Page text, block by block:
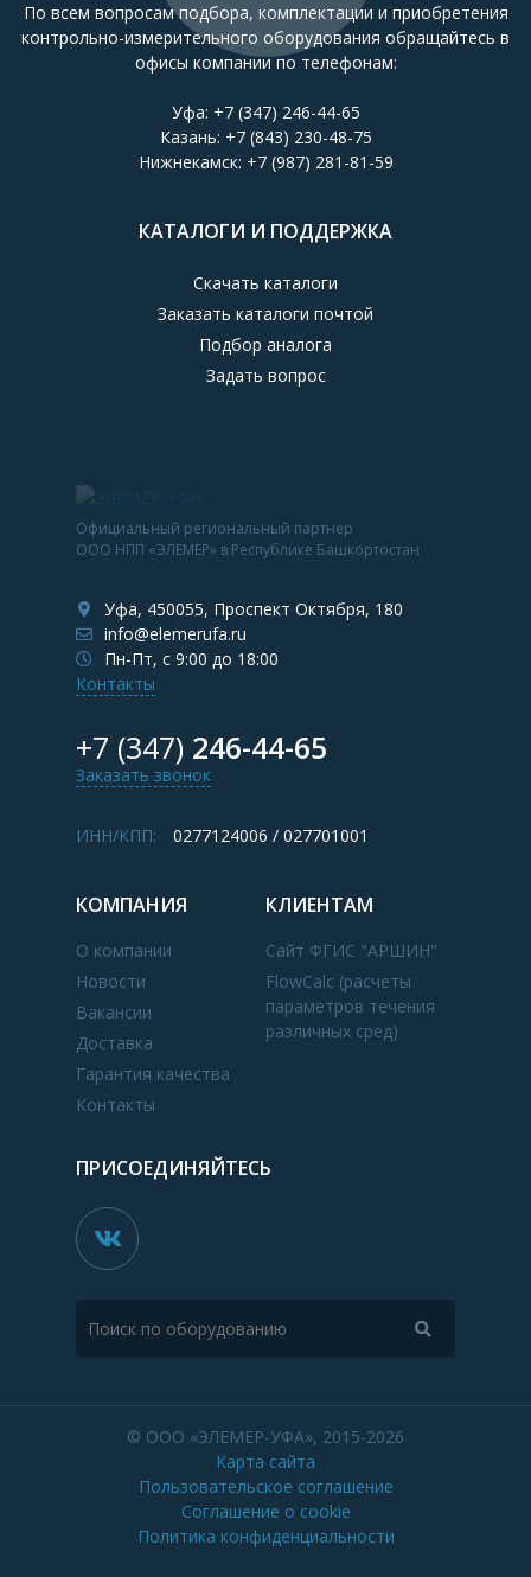
По всем вопросам подбора, комплектации и приобретения
контрольно-измерительного оборудования обращайтесь в
офисы компании по телефонам:
Уфа: +7 (347) 246-44-65
Казань: +7 (843) 230-48-75
Нижнекамск: +7 (987) 281-81-59
КАТАЛОГИ И ПОДДЕРЖКА
Скачать каталоги
Заказать каталоги почтой
Подбор аналога
Задать вопрос
Официальный региональный партнер
ООО НПП «ЭЛЕМЕР» в Республике Башкортостан
Уфа, 450055, Проспект Октября, 180
info@elemerufa.ru
Пн-Пт, с 9:00 до 18:00
Контакты
+7 (347) 246-44-65
Заказать звонок
ИНН/КПП: 0277124006 / 027701001
КОМПАНИЯ
О компании
Новости
Вакансии
Доставка
Гарантия качества
Контакты
КЛИЕНТАМ
Сайт ФГИС "АРШИН"
FlowCalc (расчеты
параметров течения
различных сред)
ПРИСОЕДИНЯЙТЕСЬ
© ООО «ЭЛЕМЕР-УФА», 2015-2026
Карта сайта
Пользовательское соглашение
Соглашение о cookie
Политика конфиденциальности